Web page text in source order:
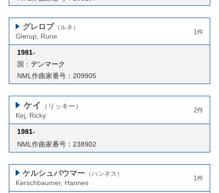
グレロプ （ルネ）
Glerup, Rune
1件
1981-
国： デンマーク
NML作曲家番号：209905
ケイ （リッキー）
Kej, Ricky
2件
1981-
NML作曲家番号：238902
ケルシュバウマー （ハンネス）
Kerschbaumer, Hannes
1件